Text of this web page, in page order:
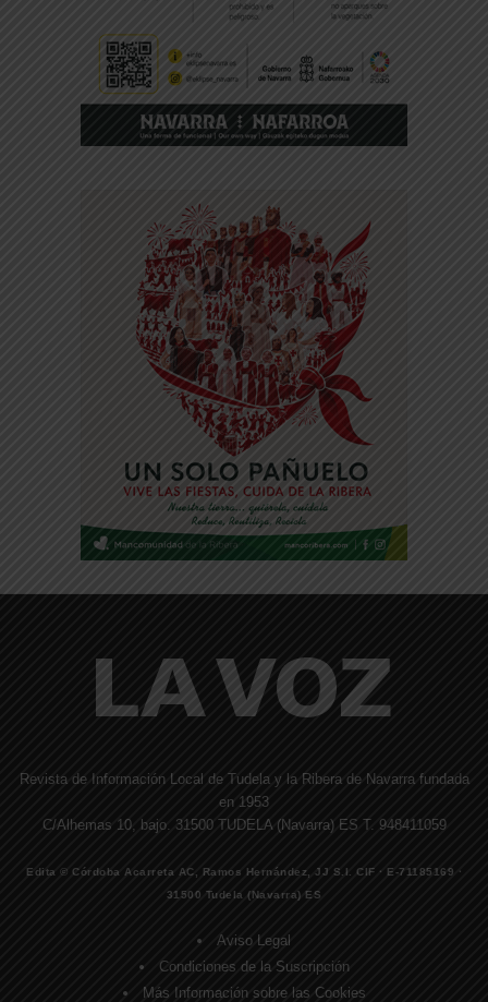
Revista de Información Local de Tudela y la Ribera de Navarra fundada
en 1953
C/Alhemas 10, bajo. 31500 TUDELA (Navarra) ES T. 948411059
Edita © Córdoba Acarreta AC, Ramos Hernández, JJ S.I. CIF · E-71185169 ·
31500 Tudela (Navarra) ES
Aviso Legal
Condiciones de la Suscripción
Más Información sobre las Cookies